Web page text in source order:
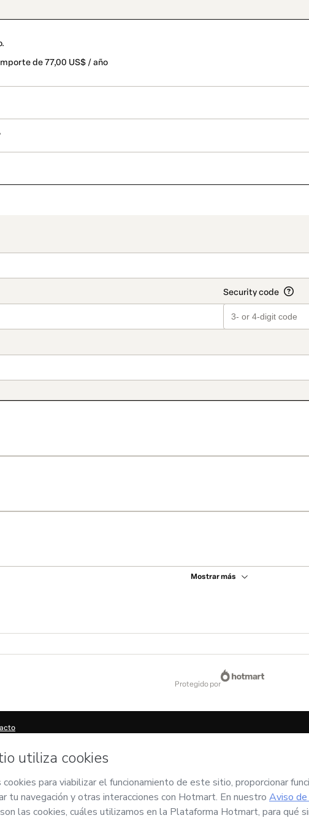
de 77,00 US$ / año
Mostrar más
protegido por
de Ayuda
el siguiente código:CKTID-B80083336Stq19w0781-1786058844298-2118
que Hotmart está procesando este pedido en nombre deSer Evolucion 5D y no
de Hotmarty (iii) soy mayor de edad o autorizado y acompañado por un tutor legal.